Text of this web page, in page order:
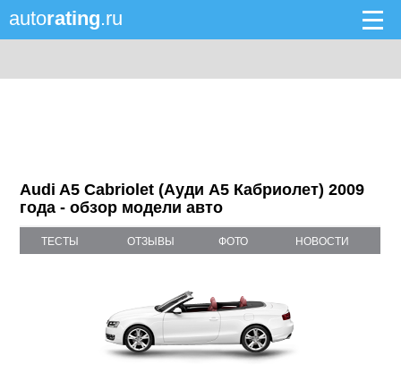
autorating.ru
Audi A5 Cabriolet (Ауди A5 Кабриолет) 2009
года - обзор модели авто
ТЕСТЫ ОТЗЫВЫ ФОТО НОВОСТИ